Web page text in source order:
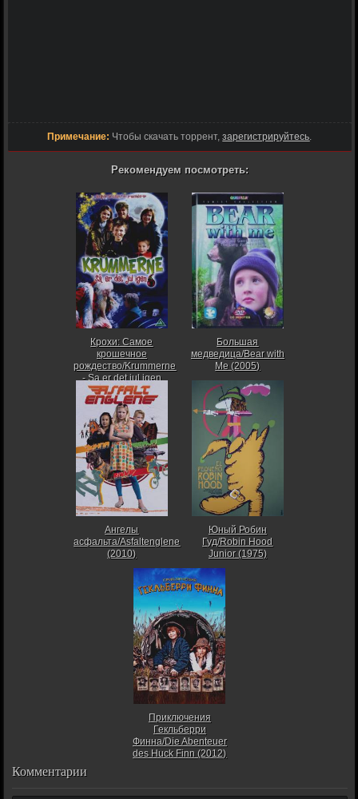
Примечание: Чтобы скачать торрент,зарегистрируйтесь.
Рекомендуем посмотреть:
Крохи: Самое
крошечное
рождество/Krummerne
- Sa er det jul igen
(2006)
Большая
медведица/Bear with
Me (2005)
Ангелы
асфальта/Asfaltenglene
(2010)
Юный Робин
Гуд/Robin Hood
Junior (1975)
Приключения
Гекльберри
Финна/Die Abenteuer
des Huck Finn (2012)
Комментарии